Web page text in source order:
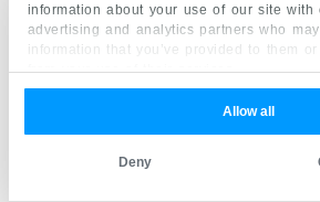
information about your use of our site with
advertising and analytics partners who
information that you’ve provided to them
from your use of their services.
Allow all
Deny
Sens spéciaux :
nos articles approfondis, nos